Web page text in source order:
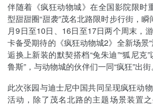
伴随着《疯狂动物城》在全国影院限时
型甜甜圈“甜袭”茂名北路限时步行街，
月9日至10日、16日至17日两个周末，
卡备受期待的《疯狂动物城2》全新场景
逅换上新装的默契搭档“兔朱迪”“狐尼克
鲁斯”，与动物城的伙伴们一同“疯狂”出街。
此次张园与迪士尼中国共同呈现疯狂动物
活动，除了茂名北路的主题场景装置